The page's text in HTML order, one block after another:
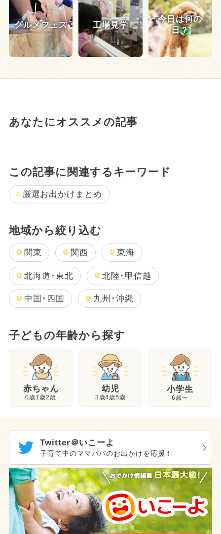
グルメフェス 工場見学
今日は何の
日？
あなたにオススメの記事
この記事に関連するキーワード
厳選お出かけまとめ
地域から絞り込む
関東 関西 東海
北海道･東北 北陸･甲信越
中国･四国 九州･沖縄
子どもの年齢から探す
赤ちゃん
0歳1歳2歳
幼児
3歳4歳5歳
小学生
6歳〜
Twitter＠いこーよ
子育て中のママパパのお出かけを応援！